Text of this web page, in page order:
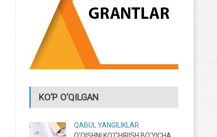
KO’P O’QILGAN
QABUL
YANGILIKLAR
O‘QISHNI KO‘CHIRISH BO‘YICHA